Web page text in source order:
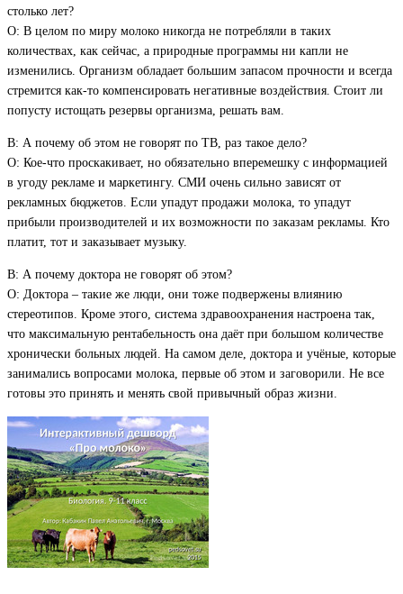
столько лет?
О: В целом по миру молоко никогда не потребляли в таких
количествах, как сейчас, а природные программы ни капли не
изменились. Организм обладает большим запасом прочности и всегда
стремится как-то компенсировать негативные воздействия. Стоит ли
попусту истощать резервы организма, решать вам.
В: А почему об этом не говорят по ТВ, раз такое дело?
О: Кое-что проскакивает, но обязательно вперемешку с информацией
в угоду рекламе и маркетингу. СМИ очень сильно зависят от
рекламных бюджетов. Если упадут продажи молока, то упадут
прибыли производителей и их возможности по заказам рекламы. Кто
платит, тот и заказывает музыку.
В: А почему доктора не говорят об этом?
О: Доктора – такие же люди, они тоже подвержены влиянию
стереотипов. Кроме этого, система здравоохранения настроена так,
что максимальную рентабельность она даёт при большом количестве
хронически больных людей. На самом деле, доктора и учёные, которые
занимались вопросами молока, первые об этом и заговорили. Не все
готовы это принять и менять свой привычный образ жизни.